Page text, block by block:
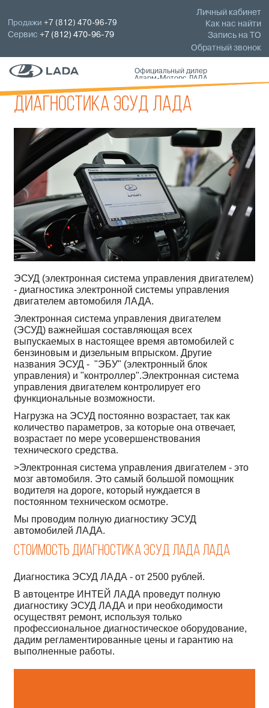
Личный кабинет
Как нас найти
Запись на ТО
Обратный звонок
Продажи+7 (812) 470-96-79
Сервис+7 (812) 470-96-79
Официальный дилер
Аларм-Моторс ЛАДА
Диагностика ЭСУД ЛАДА
ЭСУД (электронная система управления двигателем)
- диагностика электронной системы управления
двигателем автомобиля ЛАДА.
Электронная система управления двигателем
(ЭСУД) важнейшая составляющая всех
выпускаемых в настоящее время автомобилей с
бензиновым и дизельным впрыском. Другие
названия ЭСУД - "ЭБУ" (электронный блок
управления) и "контроллер".Электронная система
управления двигателем контролирует его
функциональные возможности.
Нагрузка на ЭСУД постоянно возрастает, так как
количество параметров, за которые она отвечает,
возрастает по мере усовершенствования
технического средства.
>Электронная система управления двигателем - это
мозг автомобиля. Это самый большой помощник
водителя на дороге, который нуждается в
постоянном техническом осмотре.
Мы проводим полную диагностику ЭСУД
автомобилей ЛАДА.
Стоимость диагностика ЭСУД ЛАДА Лада
Диагностика ЭСУД ЛАДА - от 2500 рублей.
В автоцентре ИНТЕЙ ЛАДА проведут полную
диагностику ЭСУД ЛАДА и при необходимости
осуществят ремонт, используя только
профессиональное диагностическое оборудование,
дадим регламентированные цены и гарантию на
выполненные работы.